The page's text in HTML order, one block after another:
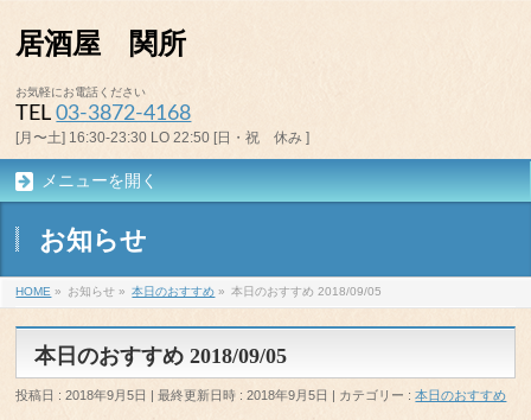
居酒屋 関所
お気軽にお電話ください
TEL03-3872-4168
[月〜土] 16:30-23:30 LO 22:50 [日・祝 休み ]
メニューを開く
お知らせ
HOME » お知らせ » 本日のおすすめ » 本日のおすすめ 2018/09/05
本日のおすすめ 2018/09/05
投稿日 : 2018年9月5日 最終更新日時 : 2018年9月5日 カテゴリー :本日のおすすめ